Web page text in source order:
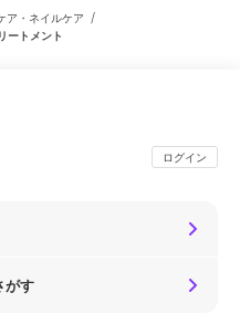
ア・ネイルケア /
ートメント
ログイン
がす